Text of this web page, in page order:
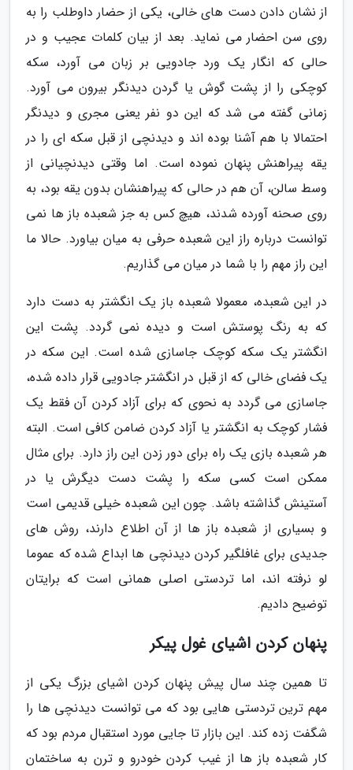
از نشان دادن دست های خالی، یکی از حضار داوطلب را به
روی سن احضار می نماید. بعد از بیان کلمات عجیب و در
حالی که انگار یک ورد جادویی بر زبان می آورد، سکه
کوچکی را از پشت گوش یا گردن دیدنگر بیرون می آورد.
زمانی گفته می شد که این دو نفر یعنی مجری و دیدنگر
احتمالا با هم آشنا بوده اند و دیدنچی از قبل سکه ای را در
یقه پیراهنش پنهان نموده است. اما وقتی دیدنچیانی از
وسط سالن، آن هم در حالی که پیراهنشان بدون یقه بود، به
روی صحنه آورده شدند، هیچ کس به جز شعبده باز ها نمی
توانست درباره راز این شعبده حرفی به میان بیاورد. حالا ما
این راز مهم را با شما در میان می گذاریم.
در این شعبده، معمولا شعبده باز یک انگشتر به دست دارد
که به رنگ پوستش است و دیده نمی گردد. پشت این
انگشتر یک سکه کوچک جاسازی شده است. این سکه در
یک فضای خالی که از قبل در انگشتر جادویی قرار داده شده،
جاسازی می گردد به نحوی که برای آزاد کردن آن فقط یک
فشار کوچک به انگشتر یا آزاد کردن ضامن کافی است. البته
هر شعبده بازی یک راه برای دور زدن این راز دارد. برای مثال
ممکن است کسی سکه را پشت دست دیگرش یا در
آستینش گذاشته باشد. چون این شعبده خیلی قدیمی است
و بسیاری از شعبده باز ها از آن اطلاع دارند، روش های
جدیدی برای غافلگیر کردن دیدنچی ها ابداع شده که عموما
لو نرفته اند، اما تردستی اصلی همانی است که برایتان
توضیح دادیم.
پنهان کردن اشیای غول پیکر
تا همین چند سال پیش پنهان کردن اشیای بزرگ یکی از
مهم ترین تردستی هایی بود که می توانست دیدنچی ها را
شگفت زده کند. این بازار تا جایی مورد استقبال مردم بود که
کار شعبده باز ها از غیب کردن خودرو و ترن به ساختمان